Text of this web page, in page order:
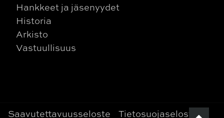
Hankkeet ja jäsenyydet
Historia
Arkisto
Vastuullisuus
Saavutettavuusseloste Tietosuojaseloste